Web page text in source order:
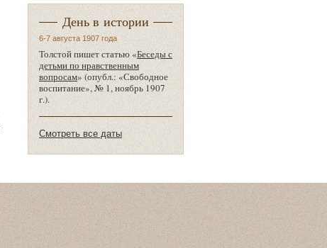
День в истории
6-7 августа 1907 года
Толстой пишет статью «Беседы с
детьми по нравственным
вопросам» (опубл.: «Свободное
воспитание», № 1, ноябрь 1907
г.).
Смотреть все даты